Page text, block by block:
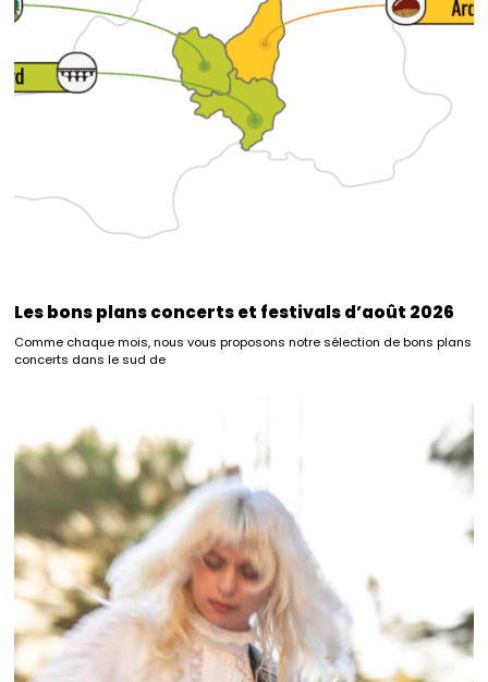
Les bons plans concerts et festivals d’août 2026
Comme chaque mois, nous vous proposons notre sélection de bons plans
concerts dans le sud de